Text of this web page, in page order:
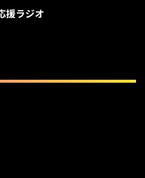
援ラジオ